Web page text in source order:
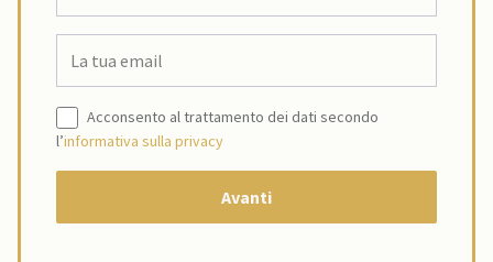
Acconsento al trattamento dei dati secondo
l’informativa sulla privacy